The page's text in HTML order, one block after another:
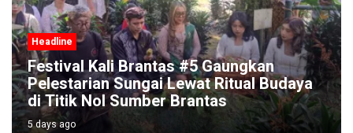
Headline
Festival Kali Brantas #5 Gaungkan
Pelestarian Sungai Lewat Ritual Budaya
di Titik Nol Sumber Brantas
5 days ago